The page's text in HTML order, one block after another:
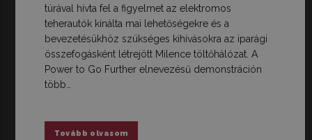
túrával hívta fel a figyelmet az elektromos
teherautók kínálta mai lehetőségekre és a
bevezetésükhöz szükséges kihívásokra az iparági
összefogásként létrejött Milence töltőhálózat. A
Power to Go Further elnevezésű demonstráción
több…
Tovább olvasom